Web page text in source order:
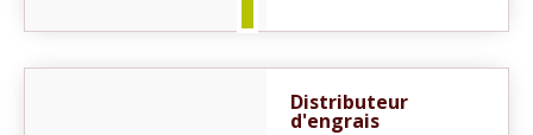
Distributeur
d'engrais